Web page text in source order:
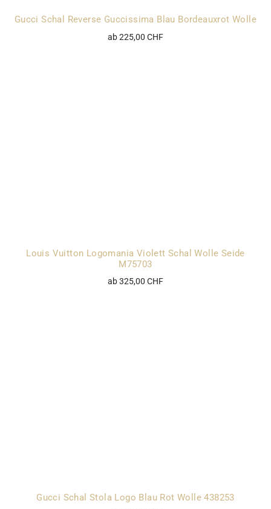
Gucci Schal Reverse Guccissima Blau Bordeauxrot Wolle
ab 225,00 CHF
Louis Vuitton Logomania Violett Schal Wolle Seide
M75703
ab 325,00 CHF
Gucci Schal Stola Logo Blau Rot Wolle 438253